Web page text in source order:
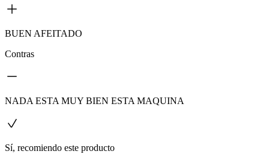
BUEN AFEITADO
Contras
NADA ESTA MUY BIEN ESTA MAQUINA
Sí, recomiendo este producto